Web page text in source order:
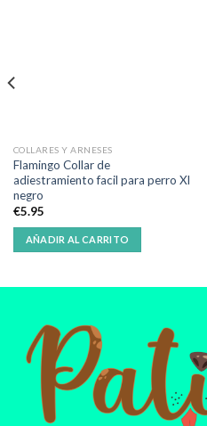
COLLARES Y ARNESES
Flamingo Collar de
adiestramiento facil para perro Xl
negro
€5.95
AÑADIR AL CARRITO